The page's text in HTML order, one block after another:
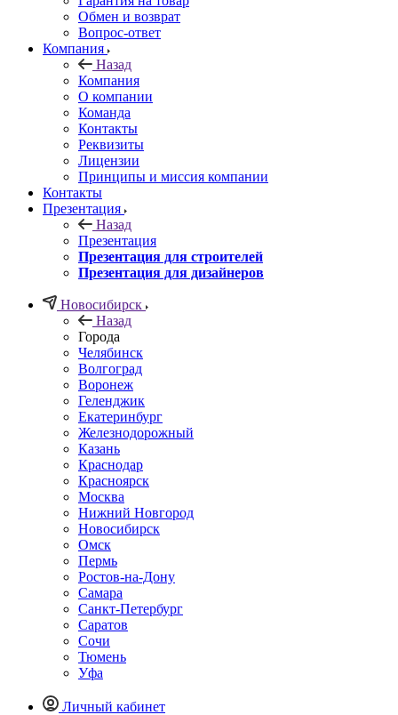
Обмен и возврат
Вопрос-ответ
Компания
Назад
Компания
О компании
Команда
Контакты
Реквизиты
Лицензии
Принципы и миссия компании
Контакты
Презентация
Назад
Презентация
Презентация для строителей
Презентация для дизайнеров
Новосибирск
Назад
Города
Челябинск
Волгоград
Воронеж
Геленджик
Екатеринбург
Железнодорожный
Казань
Краснодар
Красноярск
Москва
Нижний Новгород
Новосибирск
Омск
Пермь
Ростов-на-Дону
Самара
Санкт-Петербург
Саратов
Сочи
Тюмень
Уфа
Личный кабинет